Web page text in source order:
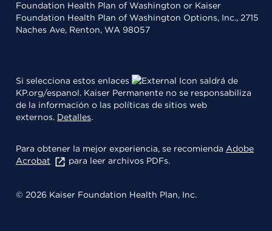
Foundation Health Plan of Washington or Kaiser
Foundation Health Plan of Washington Options, Inc., 2715
Naches Ave, Renton, WA 98057
Si selecciona estos enlaces
saldrá de
KP.org/espanol. Kaiser Permanente no se responsabiliza
de la información o las políticas de sitios web
externos. Detalles.
Para obtener la mejor experiencia, se recomienda Adobe
Acrobat
para leer archivos PDFs.
© 2026 Kaiser Foundation Health Plan, Inc.